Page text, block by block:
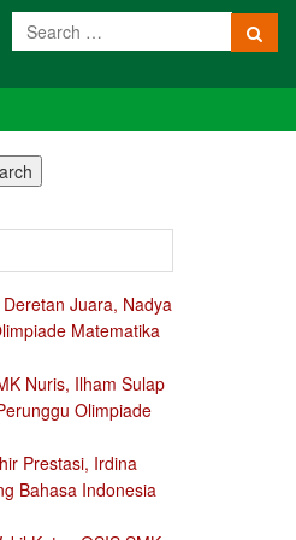
Juara, Nadya
Matematika
Nuris, Ilham Sulap
Olimpiade
Prestasi, Irdina
Bahasa Indonesia